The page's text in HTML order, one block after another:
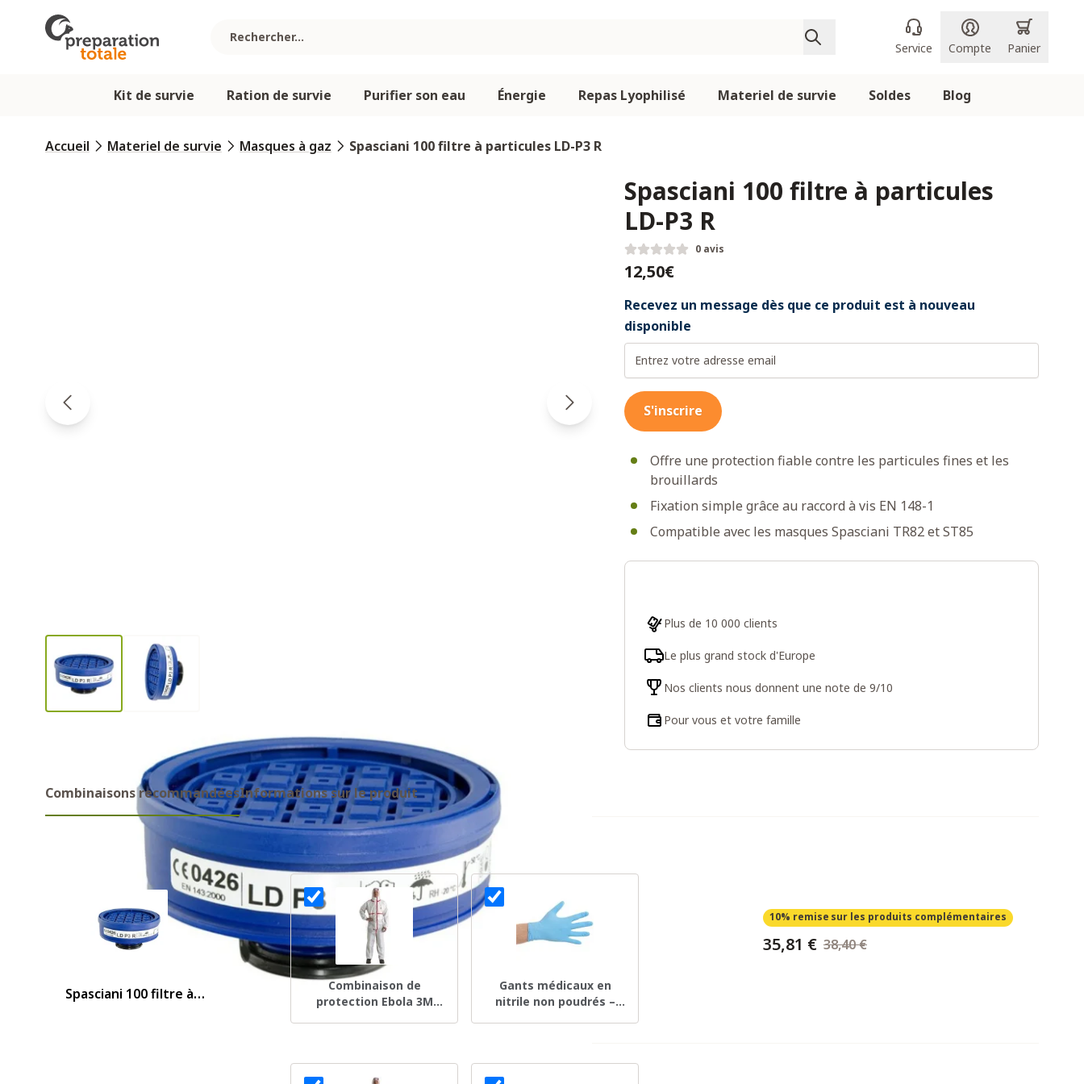
Kit de survie Ration de survie Purifier son eau Énergie Repas Lyophilisé Materiel de survie Soldes Blog
Service Compte Panier
Accueil Materiel de survie Masques à gaz Spasciani 100 filtre à particules LD-P3 R
Spasciani 100 filtre à particules
LD-P3 R
0 avis
12,50€
Recevez un message dès que ce produit est à nouveau
disponible
S'inscrire
Offre une protection fiable contre les particules fines et les
brouillards
Fixation simple grâce au raccord à vis EN 148-1
Compatible avec les masques Spasciani TR82 et ST85
Plus de 10 000 clients
Le plus grand stock d'Europe
Nos clients nous donnent une note de 9/10
Pour vous et votre famille
Combinaisons recommandéesInformations sur le produit
Combinaisons recommandes
Spasciani 100 filtre à
Combinaison de
protection Ebola 3M
Gants médicaux en
nitrile non poudrés –
10% remise sur les produits complémentaires
35,81 € 38,40 €